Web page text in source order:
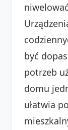
być
potrzeb
domu
ułatwia